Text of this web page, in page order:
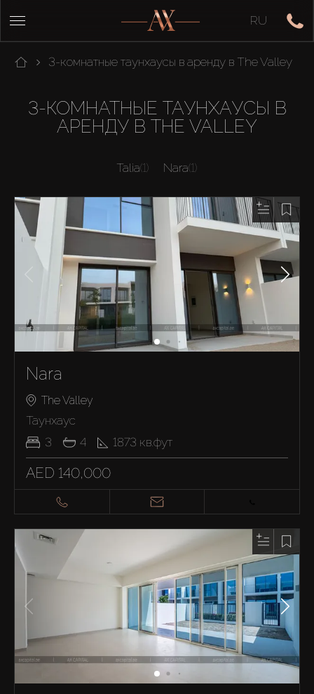
RU
3-комнатные таунхаусы в аренду в The Valley
3-КОМНАТНЫЕ ТАУНХАУСЫ В
АРЕНДУ В THE VALLEY
Talia(1) Nara(1)
Nara
The Valley
Таунхаус
3
4 1873 кв.фут
AED 140,000